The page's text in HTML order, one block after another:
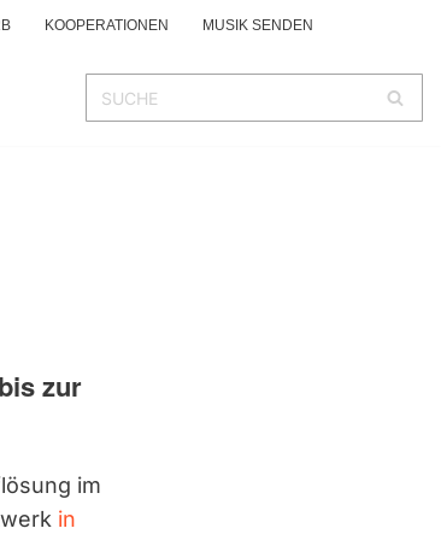
KOOPERATIONEN MUSIK SENDEN
zur
im
in